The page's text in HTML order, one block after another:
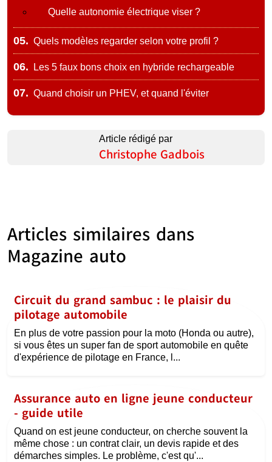
Quelle autonomie électrique viser ?
05. Quels modèles regarder selon votre profil ?
06. Les 5 faux bons choix en hybride rechargeable
07. Quand choisir un PHEV, et quand l'éviter
Article rédigé par
Christophe Gadbois
Articles similaires dans
Magazine auto
Circuit du grand sambuc : le plaisir du
pilotage automobile
En plus de votre passion pour la moto (Honda ou autre),
si vous êtes un super fan de sport automobile en quête
d'expérience de pilotage en France, l...
Assurance auto en ligne jeune conducteur
- guide utile
Quand on est jeune conducteur, on cherche souvent la
même chose : un contrat clair, un devis rapide et des
démarches simples. Le problème, c'est qu'...